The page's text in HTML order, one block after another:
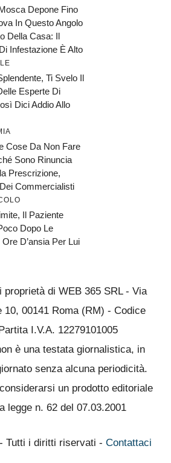
Depone Fino
In Questo Angolo
Della Casa: Il
Infestazione È Alto
Ti Svelo Il
Esperte Di
Dici Addio Allo
Cose Da Non Fare
Sono Rinuncia
Prescrizione,
Commercialisti
Il Paziente
Dopo Le
D’ansia Per Lui
proprietà di WEB 365 SRL - Via
10, 00141 Roma (RM) - Codice
I.V.A. 12279101005
è una testata giornalistica, in
senza alcuna periodicità.
un prodotto editoriale
legge n. 62 del 07.03.2001
Tutti i diritti riservati - Contattaci